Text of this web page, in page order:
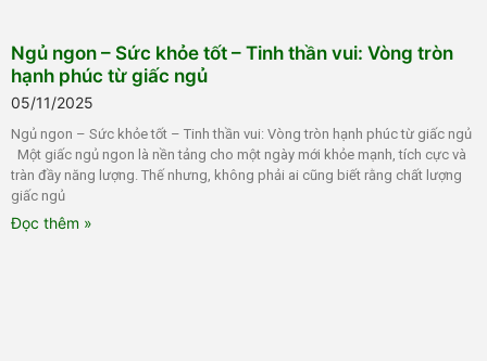
Ngủ ngon – Sức khỏe tốt – Tinh thần vui: Vòng tròn
hạnh phúc từ giấc ngủ
05/11/2025
Ngủ ngon – Sức khỏe tốt – Tinh thần vui: Vòng tròn hạnh phúc từ giấc ngủ
Một giấc ngủ ngon là nền tảng cho một ngày mới khỏe mạnh, tích cực và
tràn đầy năng lượng. Thế nhưng, không phải ai cũng biết rằng chất lượng
giấc ngủ
Đọc thêm »